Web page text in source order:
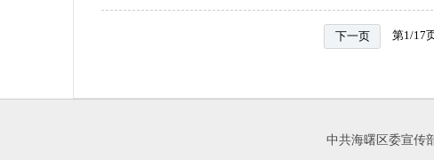
下一页 第1/17
中共海曙区委宣传